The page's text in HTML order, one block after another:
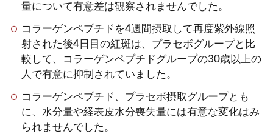
量について有意差は観察されませんでした。
コラーゲンペプチドを4週間摂取して再度紫外線照
射された後4日目の紅斑は、プラセボグループと比
較して、コラーゲンペプチドグループの30歳以上の
人で有意に抑制されていました。
コラーゲンペプチド、プラセボ摂取グループとも
に、水分量や経表皮水分喪失量には有意な変化はみ
られませんでした。